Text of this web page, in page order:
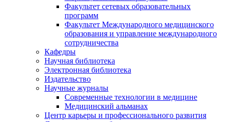
Факультет сетевых образовательных
программ
Факультет Международного медицинского
образования и управление международного
сотрудничества
Кафедры
Научная библиотека
Электронная библиотека
Издательство
Научные журналы
Современные технологии в медицине
Медицинский альманах
Центр карьеры и профессионального развития